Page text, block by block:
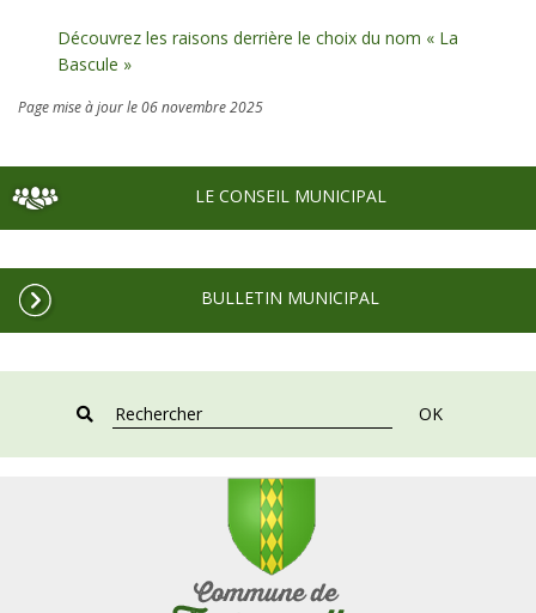
Découvrez les raisons derrière le choix du nom « La
Bascule »
Page mise à jour le 06 novembre 2025
LE CONSEIL MUNICIPAL
BULLETIN MUNICIPAL
OK